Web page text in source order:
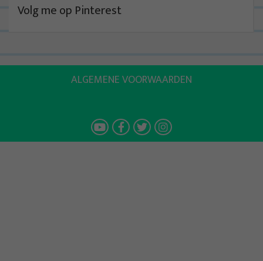
Volg me op Pinterest
ALGEMENE VOORWAARDEN